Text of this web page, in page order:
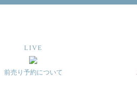
LIVE
前売り予約について